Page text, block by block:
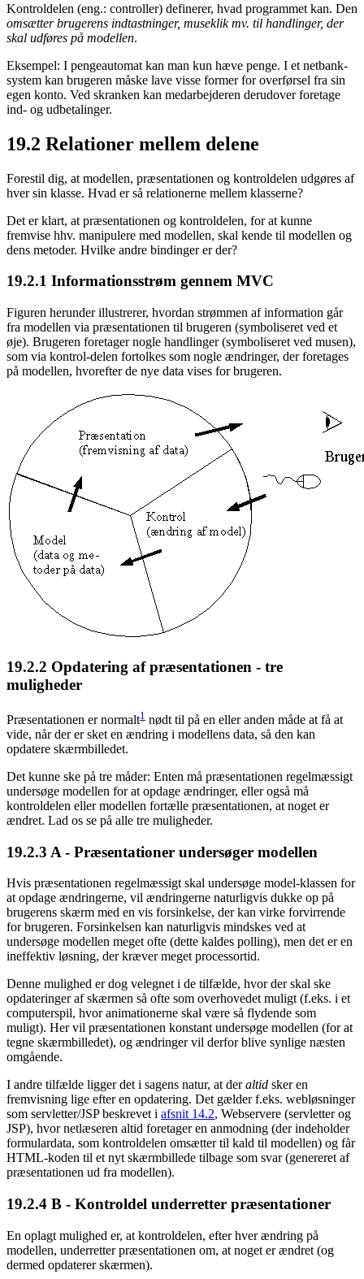
Kontroldelen (eng.: controller) definerer, hvad programmet kan. Den
omsætter brugerens indtastninger, museklik mv. til handlinger, der
skal udføres på modellen.
Eksempel: I pengeautomat kan man kun hæve penge. I et netbank-
system kan brugeren måske lave visse former for overførsel fra sin
egen konto. Ved skranken kan medarbejderen derudover foretage
ind- og udbetalinger.
19.2 Relationer mellem delene
Forestil dig, at modellen, præsentationen og kontroldelen udgøres af
hver sin klasse. Hvad er så relationerne mellem klasserne?
Det er klart, at præsentationen og kontroldelen, for at kunne
fremvise hhv. manipulere med modellen, skal kende til modellen og
dens metoder. Hvilke andre bindinger er der?
19.2.1 Informationsstrøm gennem MVC
Figuren herunder illustrerer, hvordan strømmen af information går
fra modellen via præsentationen til brugeren (symboliseret ved et
øje). Brugeren foretager nogle handlinger (symboliseret ved musen),
som via kontrol-delen fortolkes som nogle ændringer, der foretages
på modellen, hvorefter de nye data vises for brugeren.
19.2.2 Opdatering af præsentationen - tre
muligheder
Præsentationen er normalt1 nødt til på en eller anden måde at få at
vide, når der er sket en ændring i modellens data, så den kan
opdatere skærmbilledet.
Det kunne ske på tre måder: Enten må præsentationen regelmæssigt
undersøge modellen for at opdage ændringer, eller også må
kontroldelen eller modellen fortælle præsentationen, at noget er
ændret. Lad os se på alle tre muligheder.
19.2.3 A - Præsentationer undersøger modellen
Hvis præsentationen regelmæssigt skal undersøge model-klassen for
at opdage ændringerne, vil ændringerne naturligvis dukke op på
brugerens skærm med en vis forsinkelse, der kan virke forvirrende
for brugeren. Forsinkelsen kan naturligvis mindskes ved at
undersøge modellen meget ofte (dette kaldes polling), men det er en
ineffektiv løsning, der kræver meget processortid.
Denne mulighed er dog velegnet i de tilfælde, hvor der skal ske
opdateringer af skærmen så ofte som overhovedet muligt (f.eks. i et
computerspil, hvor animationerne skal være så flydende som
muligt). Her vil præsentationen konstant undersøge modellen (for at
tegne skærmbilledet), og ændringer vil derfor blive synlige næsten
omgående.
I andre tilfælde ligger det i sagens natur, at deraltid sker en
fremvisning lige efter en opdatering. Det gælder f.eks. webløsninger
som servletter/JSP beskrevet i afsnit 14.2, Webservere (servletter og
JSP), hvor netlæseren altid foretager en anmodning (der indeholder
formulardata, som kontroldelen omsætter til kald til modellen) og får
HTML-koden til et nyt skærmbillede tilbage som svar (genereret af
præsentationen ud fra modellen).
19.2.4 B - Kontroldel underretter præsentationer
En oplagt mulighed er, at kontroldelen, efter hver ændring på
modellen, underretter præsentationen om, at noget er ændret (og
dermed opdaterer skærmen).